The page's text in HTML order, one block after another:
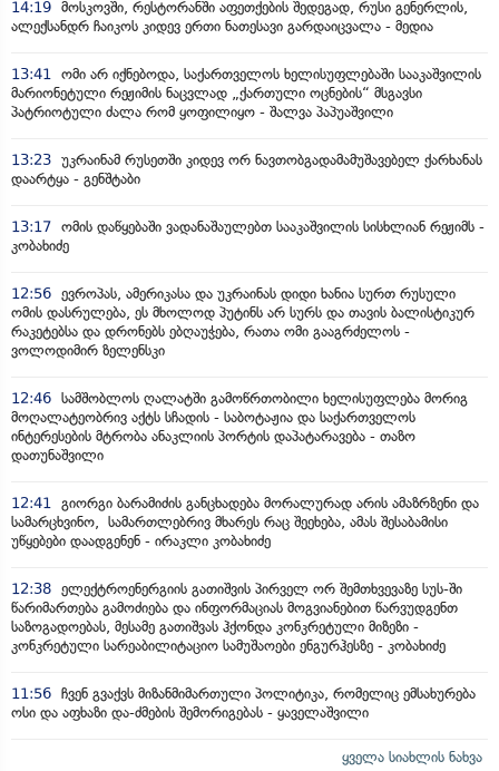
14:19 მოსკოვში, რესტორანში აფეთქების შედეგად, რუსი გენერლის,
ალექსანდრ ჩაიკოს კიდევ ერთი ნათესავი გარდაიცვალა - მედია
13:41 ომი არ იქნებოდა, საქართველოს ხელისუფლებაში სააკაშვილის
მარიონეტული რეჟიმის ნაცვლად „ქართული ოცნების“ მსგავსი
პატრიოტული ძალა რომ ყოფილიყო - შალვა პაპუაშვილი
13:23 უკრაინამ რუსეთში კიდევ ორ ნავთობგადამამუშავებელ ქარხანას
დაარტყა - გენშტაბი
13:17 ომის დაწყებაში ვადანაშაულებთ სააკაშვილის სისხლიან რეჟიმს -
კობახიძე
12:56 ევროპას, ამერიკასა და უკრაინას დიდი ხანია სურთ რუსული
ომის დასრულება, ეს მხოლოდ პუტინს არ სურს და თავის ბალისტიკურ
რაკეტებსა და დრონებს ებღაუჭება, რათა ომი გააგრძელოს -
ვოლოდიმირ ზელენსკი
12:46 სამშობლოს ღალატში გამოწრთობილი ხელისუფლება მორიგ
მოღალატეობრივ აქტს სჩადის - საბოტაჟია და საქართველოს
ინტერესების მტრობა ანაკლიის პორტის დაპატარავება - თაზო
დათუნაშვილი
12:41 გიორგი ბარამიძის განცხადება მორალურად არის ამაზრზენი და
სამარცხვინო, სამართლებრივ მხარეს რაც შეეხება, ამას შესაბამისი
უწყებები დაადგენენ - ირაკლი კობახიძე
12:38 ელექტროენერგიის გათიშვის პირველ ორ შემთხვევაზე სუს-ში
წარიმართება გამოძიება და ინფორმაციას მოგვიანებით წარვუდგენთ
საზოგადოებას, მესამე გათიშვას ჰქონდა კონკრეტული მიზეზი -
კონკრეტული სარეაბილიტაციო სამუშაოები ენგურჰესზე - კობახიძე
11:56 ჩვენ გვაქვს მიზანმიმართული პოლიტიკა, რომელიც ემსახურება
ოსი და აფხაზი და-ძმების შემორიგებას - ყაველაშვილი
ყველა სიახლის ნახვა